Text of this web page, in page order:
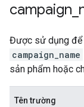
campaign
Được sử dụng để
campaign_name
sản phẩm hoặc
Tên trường